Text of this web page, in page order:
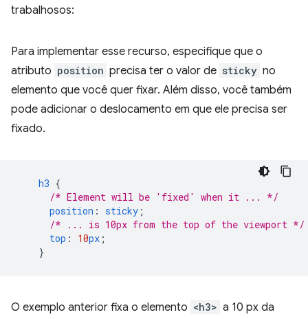
trabalhosos:
Para implementar esse recurso, especifique que o
atributo position precisa ter o valor de sticky no
elemento que você quer fixar. Além disso, você também
pode adicionar o deslocamento em que ele precisa ser
fixado.
h3 {
/* Element will be 'fixed' when it ... */
position : sticky ;
/* ... is 10px from the top of the viewport */
top : 10px ;
}
O exemplo anterior fixa o elemento <h3> a 10 px da